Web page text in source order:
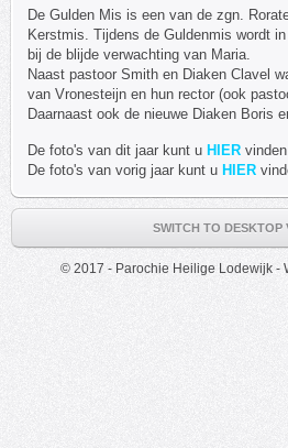
De Gulden Mis is een van de zgn.
Kerstmis. Tijdens de Guldenmis wordt
bij de blijde verwachting van Maria.
Naast pastoor Smith en Diaken Clavel
van Vronesteijn en hun rector (ook
Daarnaast ook de nieuwe Diaken Boris
De foto's van dit jaar kunt u HIER
De foto's van vorig jaar kunt u HIER
SWITCH TO DESKTOP
© 2017 - Parochie Heilige Lodewijk -